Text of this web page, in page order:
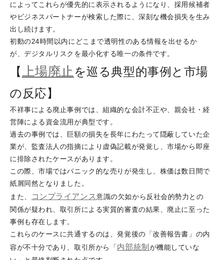
によってこれらが優先的に表示されるようになり、採用候補者
やビジネスパートナーが検索した際に、深刻な機会損失を生み
出し続けます。
初動の24時間以内にどこまで透明性のある情報を出せるか
が、デジタルリスクを最小化する唯一の条件です。
【上場廃止を巡る典型的事例と市場
の反応】
不祥事による廃止事例では、組織的な会計不正や、親会社・経
営陣による資金流用が典型です。
過去の事例では、巨額の損失を長年にわたって隠蔽していた企
業が、監査法人の指摘により虚偽記載が発覚し、市場から即座
に排除されたケースがあります。
この際、市場ではパニック的な売りが発生し、株価は数日間で
紙屑同然となりました。
また、
コンプライアンス意識の欠如から反社会的勢力との
関係が疑われ、取引所による実質的審査の結果、廃止に至った
事例も存在します。
これらのケースに共通するのは、発覚後の「改善報告書」の内
容が不十分であり、取引所から「内部統制 が機能していな